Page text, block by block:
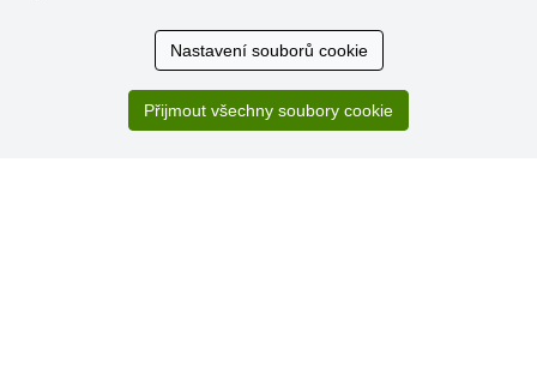
Super obchod, kvalitní zboží za slušné ceny. Vřele
Sortiment za fajn ceny a hlavně super rychlé dodání. Moc
Nastavení souborů cookie
Přijmout všechny soubory cookie